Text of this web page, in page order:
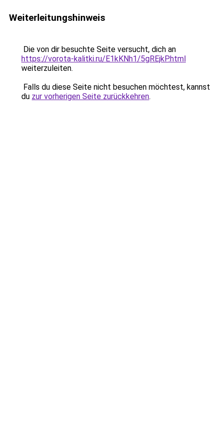
Weiterleitungshinweis
Die von dir besuchte Seite versucht, dich an
https://vorota-kalitki.ru/E1kKNh1/5gREjkP.html
weiterzuleiten.
Falls du diese Seite nicht besuchen möchtest, kannst
du zur vorherigen Seite zurückkehren.